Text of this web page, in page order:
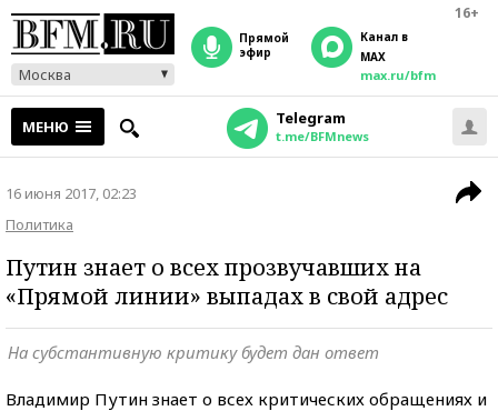
16+
Москва
прямой
эфир
Канал в
MAX
max.ru/bfm
МЕНЮ Telegram
t.me/BFMnews
16 июня 2017, 02:23
Политика
Путин знает о всех прозвучавших на
«Прямой линии» выпадах в свой адрес
На субстантивную критику будет дан ответ
Владимир Путин знает о всех критических обращениях и